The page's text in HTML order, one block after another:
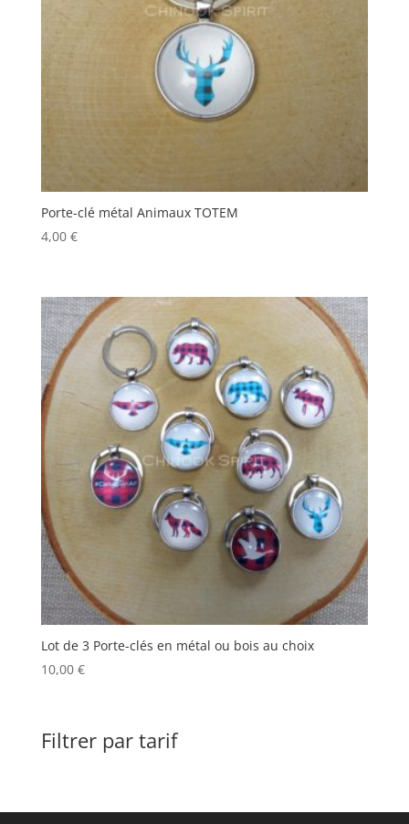
Porte-clé métal Animaux TOTEM
4,00 €
Lot de 3 Porte-clés en métal ou bois au choix
10,00 €
Filtrer par tarif